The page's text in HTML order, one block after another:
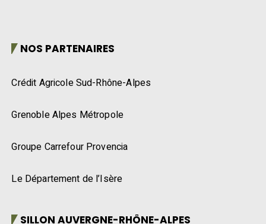
NOS PARTENAIRES
Crédit Agricole Sud-Rhône-Alpes
Grenoble Alpes Métropole
Groupe Carrefour Provencia
Le Département de l’Isère
SILLON AUVERGNE-RHÔNE-ALPES